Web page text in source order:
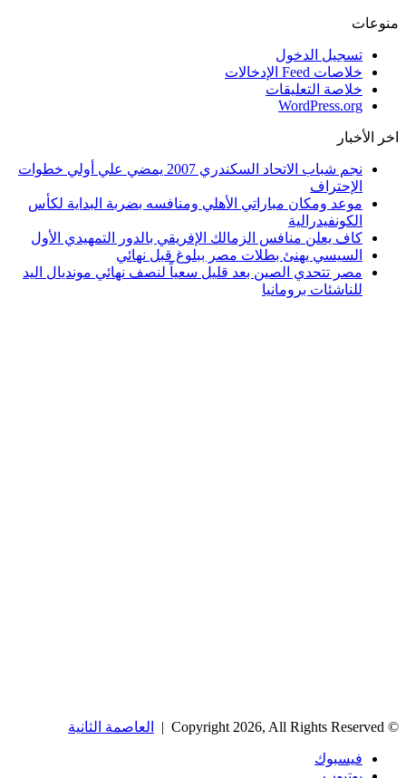
منوعات
تسجيل الدخول
خلاصات Feed الإدخالات
خلاصة التعليقات
WordPress.org
اخر الأخبار
نجم شباب الاتحاد السكندري 2007 يمضي علي أولي خطوات
الإحتراف
موعد ومكان مباراتي الأهلي ومنافسه بضربة البداية لكأس
الكونفيدرالية
كاف يعلن منافس الزمالك الإفريقي بالدور التمهيدي الأول
السيسي يهنئ بطلات مصر ببلوغ قبل نهائي
مصر تتحدي الصين بعد قليل سعياً لنصف نهائي مونديال اليد
للناشئات برومانيا
© Copyright 2026, All Rights Reserved | العاصمة الثانية
فيسبوك